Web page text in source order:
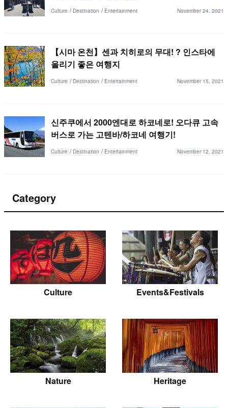
Culture Destination Entertainment November 24, 2021
【시마 온천】센과 치히로의 무대! ? 인스타에
올리기 좋은 여행지
Culture Destination Entertainment November 15, 2021
신주쿠에서 2000엔대로 하코네로! 오다큐 고속
버스로 가는 고텐바/하코네 여행기!
Culture Destination Entertainment November 12, 2021
Category
Culture Events&Festivals
Nature Heritage